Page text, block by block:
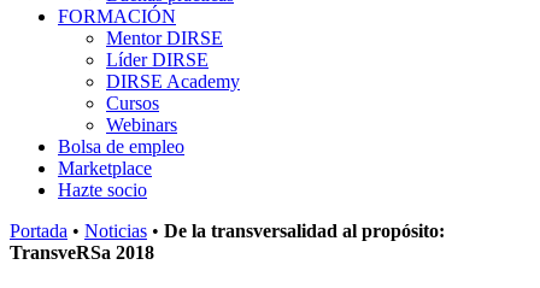
FORMACIÓN
Mentor DIRSE
Líder DIRSE
DIRSE Academy
Cursos
Webinars
Bolsa de empleo
Marketplace
Hazte socio
Portada • Noticias • De la transversalidad al propósito:
TransveRSa 2018